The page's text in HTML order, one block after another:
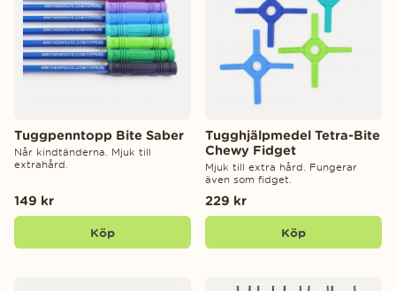
Tuggpenntopp Bite Saber
Når kindtänderna. Mjuk till
extrahård.
149 kr
Köp
Tugghjälpmedel Tetra-Bite
Chewy Fidget
Mjuk till extra hård. Fungerar
även som fidget.
229 kr
Köp